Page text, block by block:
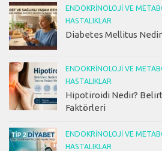
ENDOKRINOLOJI VE
HASTALIKLAR
Diabetes Mellitus
ENDOKRINOLOJI VE
HASTALIKLAR
Hipotiroidi Nedir?
Faktörleri
ENDOKRINOLOJI VE
HASTALIKLAR